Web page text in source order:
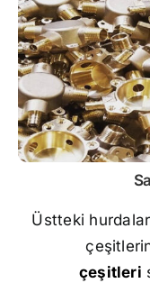
Üstteki hurdalar
çeşitleri